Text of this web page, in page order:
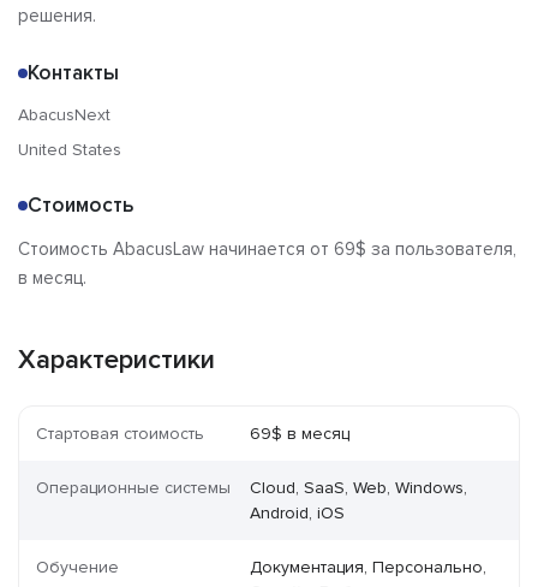
решения.
Контакты
AbacusNext
United States
Стоимость
Стоимость AbacusLaw начинается от 69$ за пользователя,
в месяц.
Характеристики
Стартовая стоимость 69$ в месяц
Операционные системы
Cloud, SaaS, Web, Windows,
Android, iOS
Обучение
Документация, Персонально,